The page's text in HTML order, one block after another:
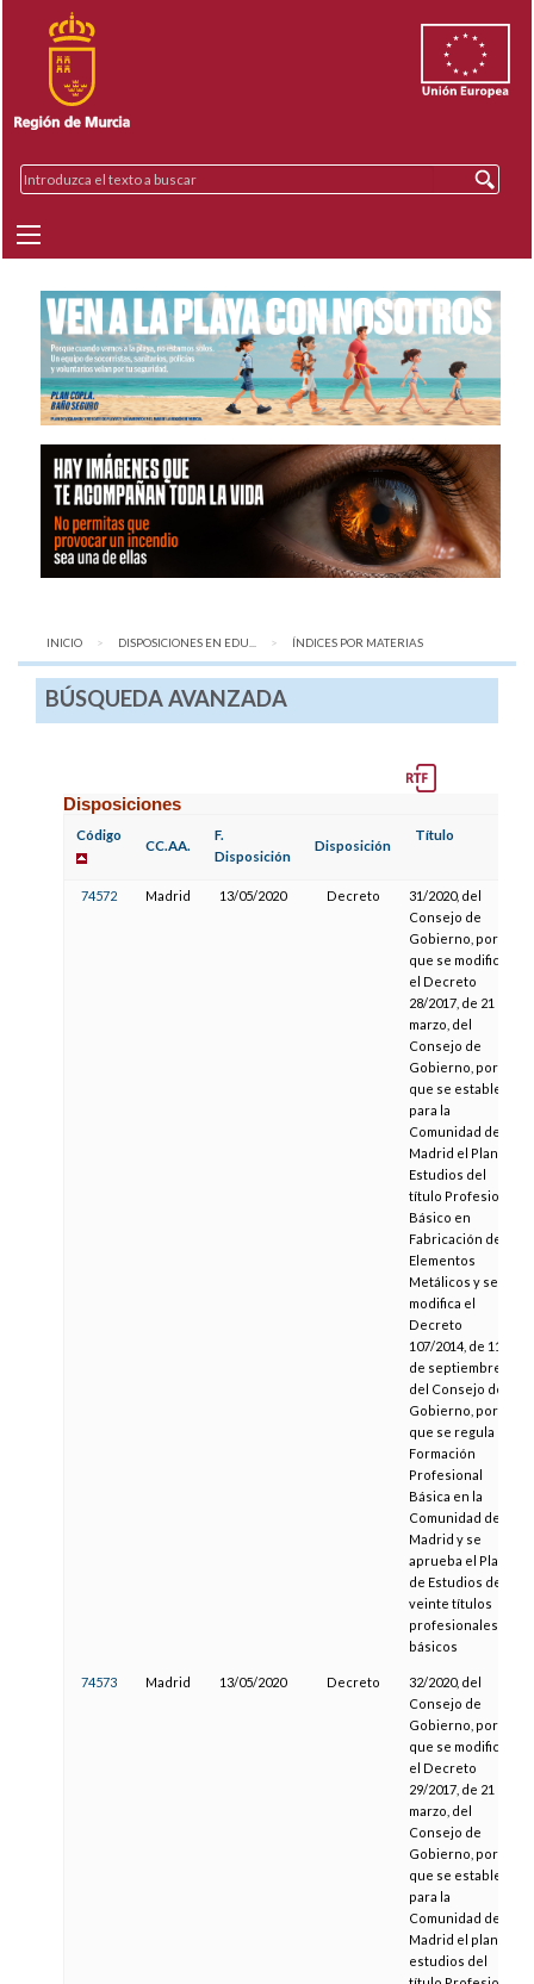
INICIO DISPOSICIONES EN EDU... AQUÍ:
ÍNDICES POR MATERIAS
BÚSQUEDA AVANZADA
Disposiciones
Código
CC.AA.
F.
Disposición
Disposición
Título
74572 Madrid 13/05/2020 Decreto
31/2020, del
Consejo de
Gobierno, por el
que se modifica
el Decreto
28/2017, de 21 de
marzo, del
Consejo de
Gobierno, por el
que se establece
para la
Comunidad de
Madrid el Plan de
Estudios del
título Profesional
Básico en
Fabricación de
Elementos
Metálicos y se
modifica el
Decreto
107/2014, de 11
de septiembre,
del Consejo de
Gobierno, por el
que se regula la
Formación
Profesional
Básica en la
Comunidad de
Madrid y se
aprueba el Plan
de Estudios de
veinte títulos
profesionales
básicos
74573 Madrid 13/05/2020 Decreto
32/2020, del
Consejo de
Gobierno, por el
que se modifica
el Decreto
29/2017, de 21 de
marzo, del
Consejo de
Gobierno, por el
que se establece
para la
Comunidad de
Madrid el plan de
estudios del